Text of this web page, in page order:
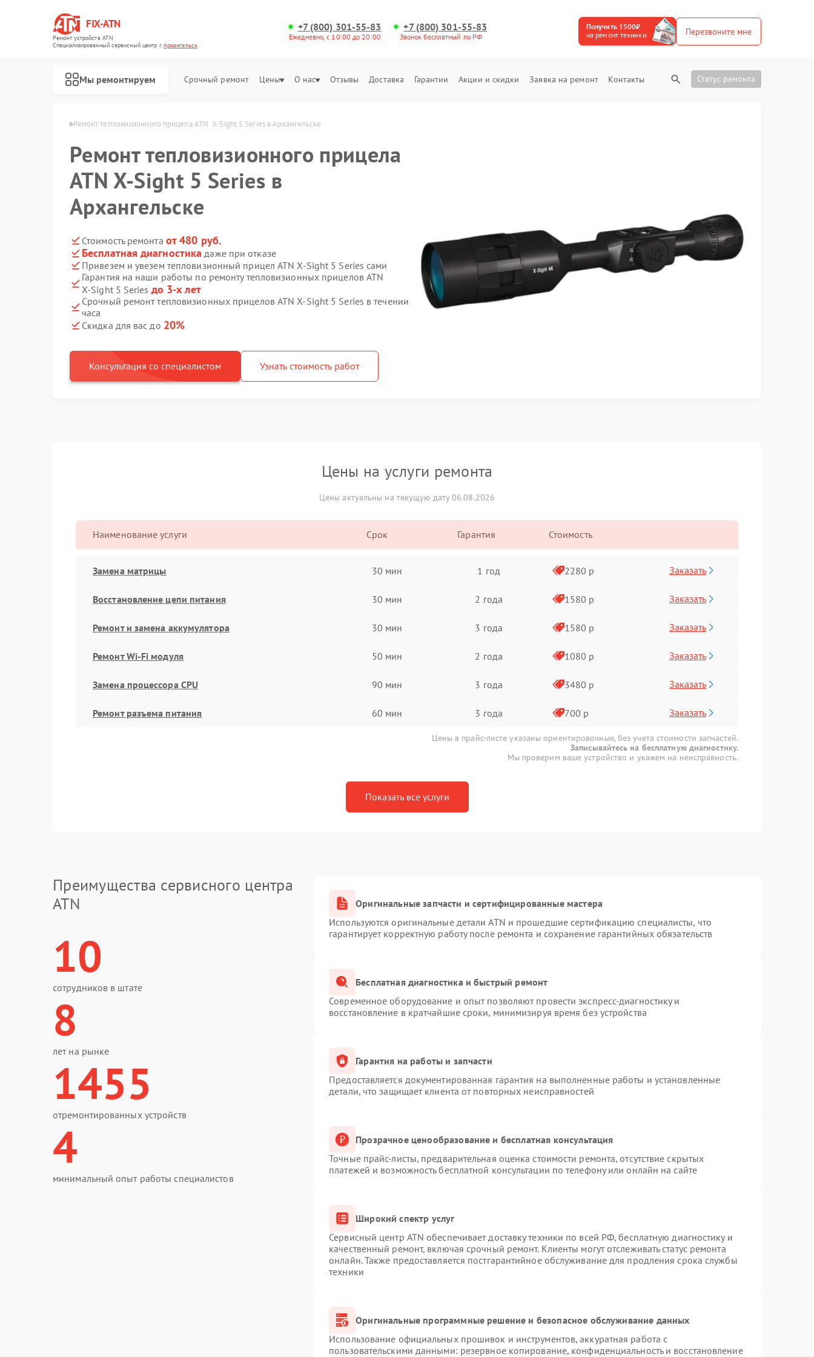
FIX-ATN
Ремонт устройств ATN
Специализированный cервисный центр г.Архангельск
+7 (800) 301-55-83
Ежедневно, с 10:00 до 20:00
+7 (800) 301-55-83
Звонок бесплатный по РФ
Получить 1500₽
на ремонт техники
Перезвоните мне
Мы ремонтируем Срочный ремонт Цены О нас Отзывы Доставка Гарантии Акции и скидки Заявка на ремонт Контакты Статус ремонта
Ремонт тепловизионного прицела ATN  X‑Sight 5 Series в Архангельске
Ремонт тепловизионного прицела
ATN X‑Sight 5 Series в
Архангельске
Стоимость ремонта от 480 руб.
Бесплатная диагностика даже при отказе
Привезем и увезем тепловизионный прицел ATN X‑Sight 5 Series сами
Гарантия на наши работы по ремонту тепловизионных прицелов ATN
X‑Sight 5 Series до 3-х лет
Срочный ремонт тепловизионных прицелов ATN X‑Sight 5 Series в течении
часа
Скидка для вас до 20%
Консультация со специалистом Узнать стоимость работ
Цены на услуги ремонта
Цены актуальны на текущую дату 06.08.2026
Наименование услуги Срок Гарантия Стоимость
Замена матрицы 30 мин 1 год 2280 р Заказать
Восстановление цепи питания 30 мин 2 года 1580 р Заказать
Ремонт и замена аккумулятора 30 мин 3 года 1580 р Заказать
Ремонт Wi-Fi модуля 50 мин 2 года 1080 р Заказать
Замена процессора CPU 90 мин 3 года 3480 р Заказать
Ремонт разъема питания 60 мин 3 года 700 р Заказать
Цены в прайс-листе указаны ориентировочные, без учета стоимости запчастей.
Записывайтесь на бесплатную диагностику.
Мы проверим ваше устройство и укажем на неисправность.
Показать все услуги
Преимущества сервисного центра
ATN
10
сотрудников в штате
8
лет на рынке
1455
отремонтированных устройств
4
минимальный опыт работы специалистов
Оригинальные запчасти и сертифицированные мастера
Используются оригинальные детали ATN и прошедшие сертификацию специалисты, что
гарантирует корректную работу после ремонта и сохранение гарантийных обязательств
Бесплатная диагностика и быстрый ремонт
Современное оборудование и опыт позволяют провести экспресс-диагностику и
восстановление в кратчайшие сроки, минимизируя время без устройства
Гарантия на работы и запчасти
Предоставляется документированная гарантия на выполненные работы и установленные
детали, что защищает клиента от повторных неисправностей
Прозрачное ценообразование и бесплатная консультация
Точные прайс-листы, предварительная оценка стоимости ремонта, отсутствие скрытых
платежей и возможность бесплатной консультации по телефону или онлайн на сайте
Широкий спектр услуг
Сервисный центр ATN обеспечивает доставку техники по всей РФ, бесплатную диагностику и
качественный ремонт, включая срочный ремонт. Клиенты могут отслеживать статус ремонта
онлайн. Также предоставляется постгарантийное обслуживание для продления срока службы
техники
Оригинальные программные решение и безопасное обслуживание данных
Использование официальных прошивок и инструментов, аккуратная работа с
пользовательскими данными: резервное копирование, конфиденциальность и восстановление